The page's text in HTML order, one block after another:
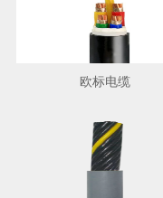
欧标电缆